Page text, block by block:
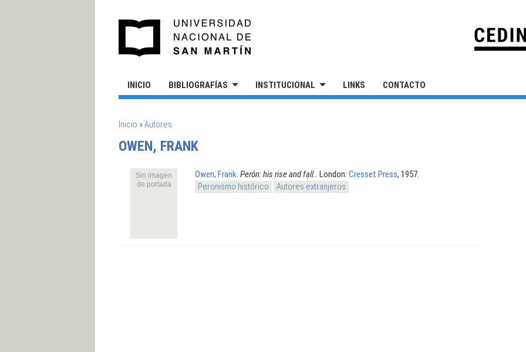
INICIO BIBLIOGRAFÍAS INSTITUCIONAL LINKS CONTACTO
SE ENCUENTRA USTED AQUÍ
Inicio »Autores
OWEN, FRANK
Sin imagen
de portada
Owen, Frank Perón: his rise and fall. . London: Cresset Press, 1957.
Peronismo histórico
Autores extranjeros